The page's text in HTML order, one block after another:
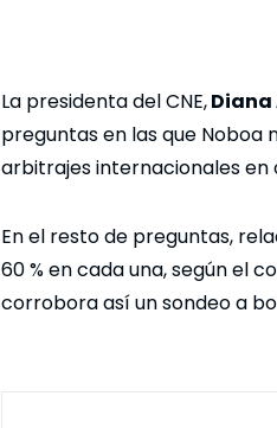
La presidenta del CNE,
preguntas en las que
arbitrajes internacionales en
En el resto de preguntas,
60 % en cada una, según el
corrobora así un sondeo a